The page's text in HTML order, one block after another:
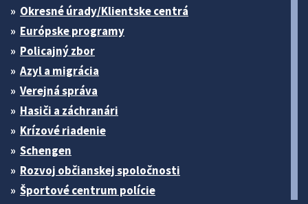
Okresné úrady/Klientske centrá
Európske programy
Policajný zbor
Azyl a migrácia
Verejná správa
Hasiči a záchranári
Krízové riadenie
Schengen
Rozvoj občianskej spoločnosti
Športové centrum polície